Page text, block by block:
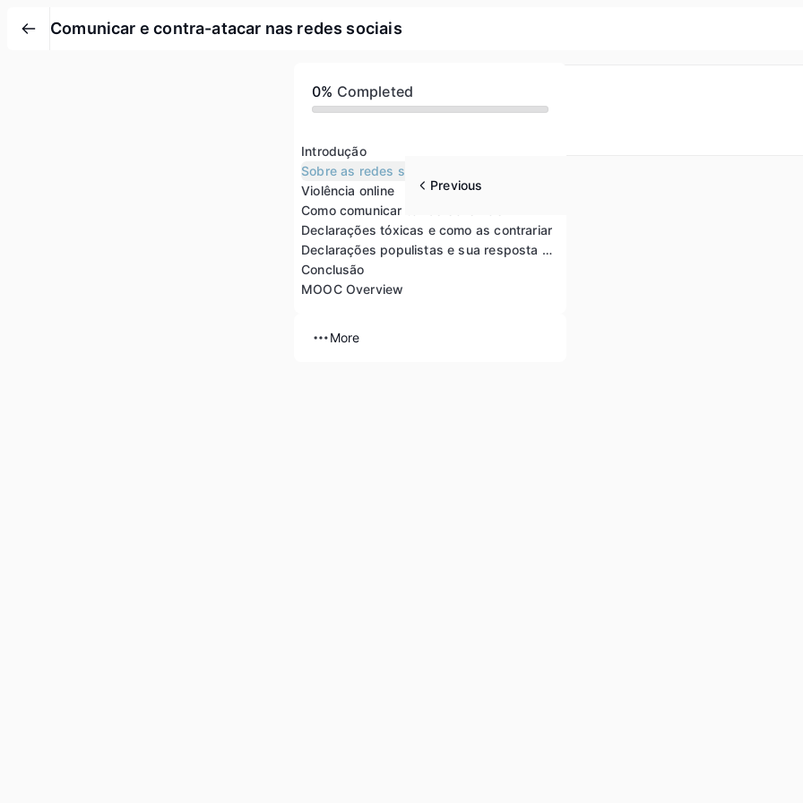
Comunicar e contra-atacar nas redes sociais
0% Completed
Introdução
Sobre as redes sociais
Violência online
Como comunicar temas sensíveis
Declarações tóxicas e como as contrariar
Declarações populistas e sua resposta nas redes sociais
Conclusão
MOOC Overview
More
Previous